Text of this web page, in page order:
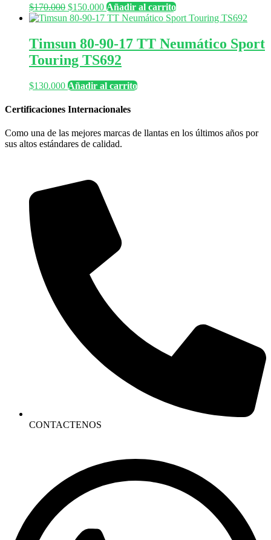
$170.000 El
precio
era:
$170.000.
$150.000El
precio
es:
$150.000.
Añadir al carrito
Timsun 80-90-17 TT Neumático Sport
Touring TS692
$130.000 Añadir al carrito
Certificaciones Internacionales
Como una de las mejores marcas de llantas en los últimos años por
sus altos estándares de calidad.
CONTACTENOS